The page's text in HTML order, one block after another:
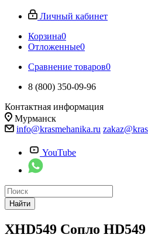
Личный кабинет
Корзина0
Отложенные0
Сравнение товаров0
8 (800) 350-09-96
Контактная информация
Мурманск
info@krasmehanika.ru
YouTube
Найти
XHD549 Сопло HD549